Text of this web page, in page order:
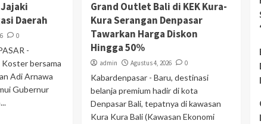
Daerah
0
-
Koster bersama
Adi Arnawa
Gubernur
Grand Outlet Bali di KEK Kura-
Kura Serangan Denpasar
Tawarkan Harga Diskon
Hingga 50%
admin Agustus 4, 2026 0
Kabardenpasar - Baru, destinasi
belanja premium hadir di kota
Denpasar Bali, tepatnya di kawasan
Kura Kura Bali (Kawasan Ekonomi